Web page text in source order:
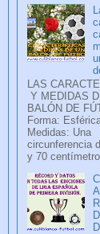
LAS
Y MEDIDAS
BALÓN DE
Forma:
Medidas: Una
circunferencia
y 70